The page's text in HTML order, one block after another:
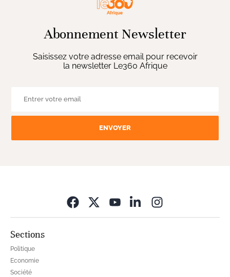
Abonnement Newsletter
Saisissez votre adresse email pour recevoir
la newsletter Le360 Afrique
ENVOYER
Sections
Politique
Economie
Société